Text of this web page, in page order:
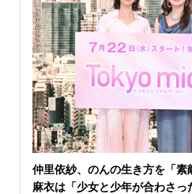
仲里依紗、のんの生き方を「素
麻衣は「少女と少年が合わさ